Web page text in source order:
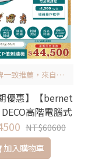
一致推薦，來自瑞
優惠】【bernet
高階電腦式
加贈小磁吸框)
NT$60600
加入購物車